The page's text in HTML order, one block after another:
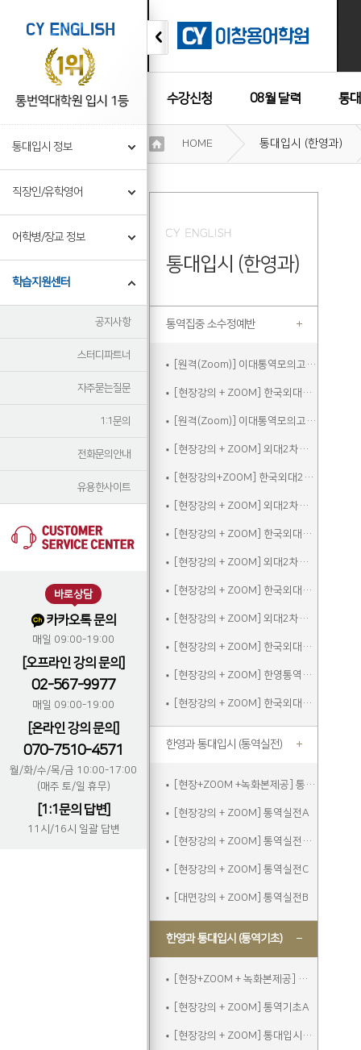
수강신청 08월 달력 통
수강후기
통대입시 정보
직장인/유학영어
어학병/장교 정보
학습지원센터
공지사항
스터디파트너
자주묻는질문
1:1문의
전화문의안내
유용한사이트
바로상담
카카오톡 문의
매일 09:00-19:00
[오프라인 강의 문의]
02-567-9977
매일 09:00-19:00
[온라인 강의 문의]
070-7510-4571
월/화/수/목/금 10:00-17:00
(매주 토/일 휴무)
[1:1문의 답변]
11시/16시 일괄 답변
기
정
HOME 통대입시 (한영과)
통대입시 (한영과)
통역집중 소수정예반
[원격(Zoom)] 이대통역모의고사A
[현장강의 + ZOOM] 한국외대2차실전통역모의고사A
[원격(Zoom)] 이대통역모의고사B
[현장강의 + ZOOM] 외대2차모의고사A
[현장강의+ZOOM] 한국외대2차실전통역모의고사B
[현장강의 + ZOOM] 외대2차모의고사B
[현장강의 + ZOOM] 한국외대2차실전통역모의고사C
[현장강의 + ZOOM] 외대2차모의고사C
[현장강의 + ZOOM] 한국외대2차실전통역모의고사A_참관
[현장강의 + ZOOM] 외대2차모의고사D
[현장강의 + ZOOM] 한국외대2차실전통역모의고사B_참관
[현장강의 + ZOOM] 한영통역집중
[현장강의 + ZOOM] 한국외대2차실전통역모의고사C_참관
한영과 통대입시 (통역실전)
[현장+ZOOM +녹화본제공] 통역실전A
[현장강의 + ZOOM] 통역실전A
[현장강의 + ZOOM] 통역실전주말
[현장강의 + ZOOM] 통역실전C
[대면강의 + ZOOM] 통역실전B
한영과 통대입시 (통역기초)
[현장+ZOOM + 녹화본제공] 통역기초A
[현장강의 + ZOOM] 통역기초A
[현장강의 + ZOOM] 통대입시입문